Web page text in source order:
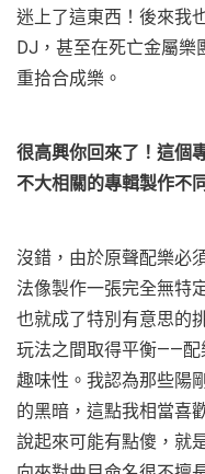
迷上了這東西！後來我
DJ，甚至在死亡金屬樂
重拾合成樂。
很高興你回來了！這個
不大相關的專輯製作不
沒錯，由於原聲配樂必
法像製作一張完全無特
也就成了特別有意思的
玩法之間取得平衡——配
趣味性。我認為那些陽
的黑暗，這點我相當喜
說起來可能有點傻，就